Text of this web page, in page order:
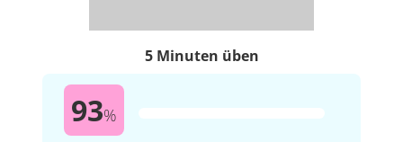
5 Minuten üben
93%